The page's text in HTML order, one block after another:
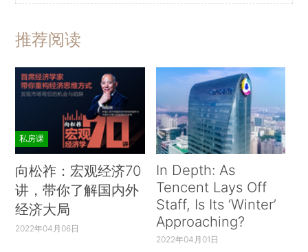
推荐阅读
私房课
向松祚：宏观经济70
讲，带你了解国内外
经济大局
2022年04月06日
In Depth: As
Tencent Lays Off
Staff, Is Its ‘Winter’
Approaching?
2022年04月01日